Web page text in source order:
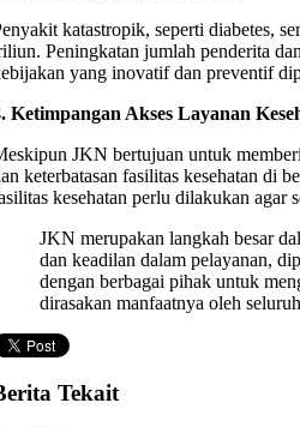
katastropik, seperti diabetes,
Peningkatan jumlah penderita
yang inovatif dan preventif
Ketimpangan Akses Layanan
JKN bertujuan untuk
keterbatasan fasilitas kesehatan di
kesehatan perlu dilakukan agar
JKN merupakan langkah besar
dan keadilan dalam pelayanan,
dengan berbagai pihak untuk
dirasakan manfaatnya oleh
Tekait